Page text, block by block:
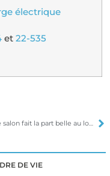
électrique
et 22-535
Le 39e salon fait la part belle au local
DE VIE